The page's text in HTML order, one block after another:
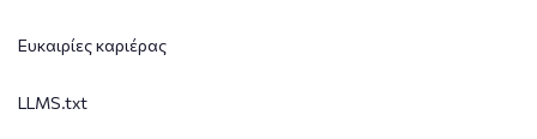
Ευκαιρίες καριέρας
LLMS.txt